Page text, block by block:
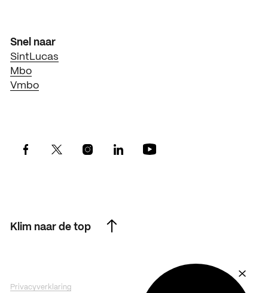
Klim naar de top
Snel naar
SintLucas
Mbo
Vmbo
Privacyverklaring